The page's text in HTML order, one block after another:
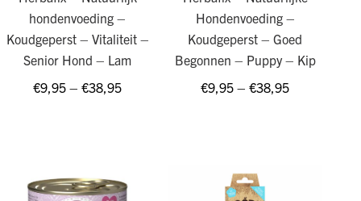
hondenvoeding –
Koudgeperst – Vitaliteit –
Senior Hond – Lam
€9,95 – €38,95
Hondenvoeding –
Koudgeperst – Goed
Begonnen – Puppy – Kip
€9,95 – €38,95